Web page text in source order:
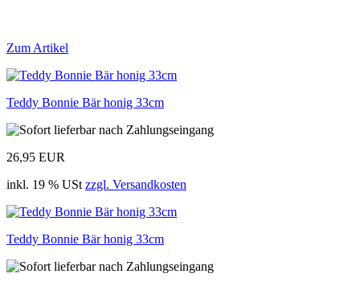
Zum Artikel
Teddy Bonnie Bär honig 33cm
26,95 EUR
inkl. 19 % USt zzgl. Versandkosten
Teddy Bonnie Bär honig 33cm